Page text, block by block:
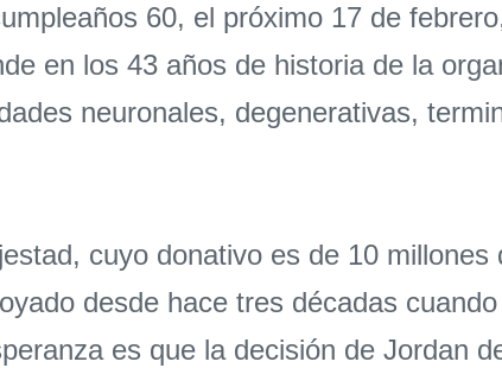
60, el próximo 17 de
en los 43 años de historia de la
neuronales, degenerativas,
cuyo donativo es de 10
desde hace tres décadas
es que la decisión de Jordan